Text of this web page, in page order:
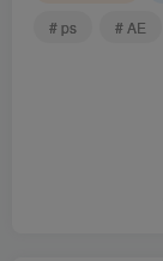
# ps
# AE